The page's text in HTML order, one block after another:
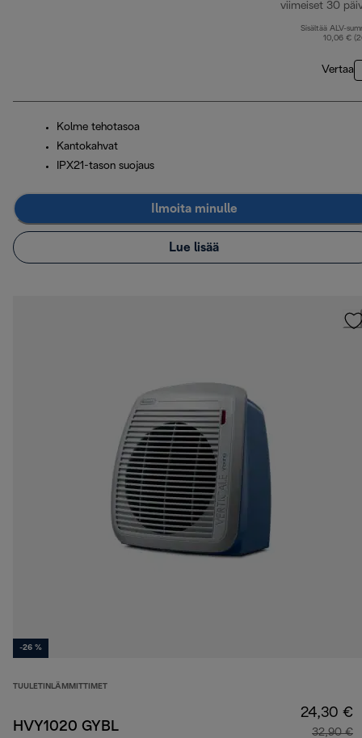
viimeiset 30
Sisältää ALV-
10,06 €
Vertaa
Kolme tehotasoa
Kantokahvat
IPX21-tason suojaus
Ilmoita minulle
Lue lisää
-26 %
TUULETINLÄMMITTIMET
HVY1020 GYBL
24,30 €
32,90 €